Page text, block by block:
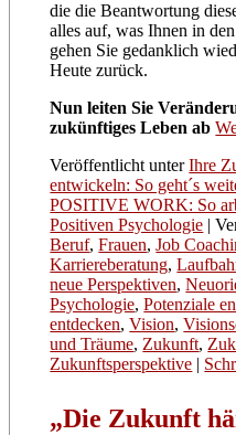
die die Beantwortung
alles auf, was Ihnen in
gehen Sie gedanklich
Heute zurück.
Nun leiten Sie
zukünftiges Leben ab
Veröffentlicht unter Ihre
entwickeln: So geht´s
POSITIVE WORK: So
Positiven Psychologie |
Beruf,Frauen,Job
Karriereberatung,
neue Perspektiven,
Psychologie,Potenziale
entdecken,Vision,
und Träume, Zukunft,
Zukunftsperspektive |
„Die Zukunft